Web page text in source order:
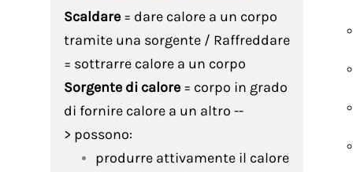
Scaldare = dare calore a un corpo
tramite una sorgente / Raffreddare
= sottrarre calore a un corpo
Sorgente di calore = corpo in grado
di fornire calore a un altro --
> possono:
produrre attivamente il calore